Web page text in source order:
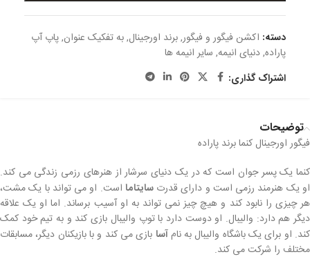
دسته: اکشن فیگور و فیگور,برند اورجینال,به تفکیک عنوان,پاپ آپ
پاراده,دنیای انیمه, سایر انیمه ها
اشتراک گذاری:
توضیحات
فیگور اورجینال کنما برند پاراده
کنما یک پسر جوان است که در یک دنیای سرشار از هنرهای رزمی زندگی می کند.
او یک هنرمند رزمی است و دارای قدرتسایتاما است. او می تواند با یک مشت،
هر چیزی را نابود کند و هیچ چیز نمی تواند به او آسیب برساند. اما او یک علاقه
دیگر هم دارد: والیبال. او دوست دارد با توپ والیبال بازی کند و به تیم خود کمک
کند. او برای یک باشگاه والیبال به نامآسا بازی می کند و با بازیکنان دیگر، مسابقات
مختلف را شرکت می کند.